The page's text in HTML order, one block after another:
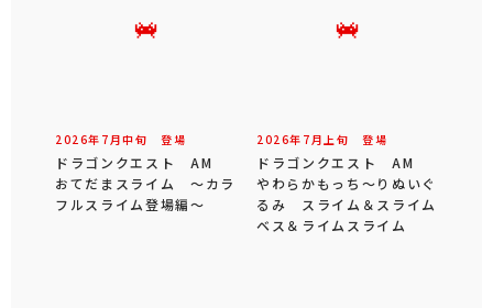
2026年 7 月中旬 登場
ドラゴンクエスト AM
おてだまスライム ～カラ
フルスライム登場編～
2026年 7 月 上旬 登場
ドラゴンクエスト AM
やわらかもっち～りぬいぐ
るみ スライム＆スライム
ベス＆ライムスライム